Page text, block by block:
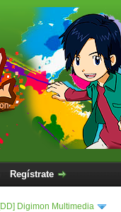
Regístrate
[DD] Digimon Multimedia